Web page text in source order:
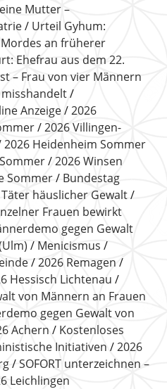
Mutter –
Urteil Gyhum:
an früherer
Ehefrau aus dem 22.
– Frau von vier Männern
Anzeige
2026
2026 Villingen-
2026 Heidenheim Sommer
2026 Winsen
Sommer
Bundestag
häuslicher Gewalt
Frauen bewirkt
gegen Gewalt
Menicismus
2026 Remagen
Hessisch Lichtenau
von Männern an Frauen
gegen Gewalt von
Achern
Kostenloses
Initiativen
2026
SOFORT unterzeichnen –
Leichlingen